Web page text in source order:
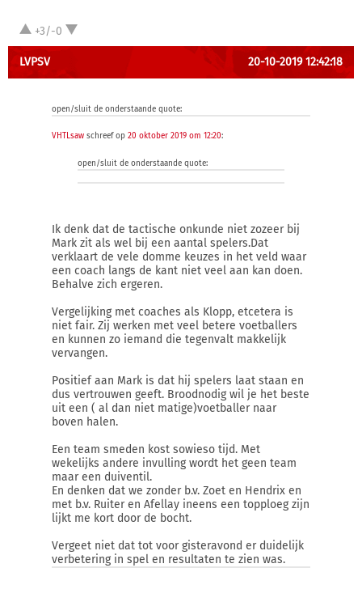
+3/-0
LVPSV 20-10-2019 12:42:18
open/sluit de onderstaande quote:
VHTLsaw schreef op 20 oktober 2019 om 12:20:
open/sluit de onderstaande quote:
Ik denk dat de tactische onkunde niet zozeer bij
Mark zit als wel bij een aantal spelers.Dat
verklaart de vele domme keuzes in het veld waar
een coach langs de kant niet veel aan kan doen.
Behalve zich ergeren.
Vergelijking met coaches als Klopp, etcetera is
niet fair. Zij werken met veel betere voetballers
en kunnen zo iemand die tegenvalt makkelijk
vervangen.
Positief aan Mark is dat hij spelers laat staan en
dus vertrouwen geeft. Broodnodig wil je het beste
uit een ( al dan niet matige)voetballer naar
boven halen.
Een team smeden kost sowieso tijd. Met
wekelijks andere invulling wordt het geen team
maar een duiventil.
En denken dat we zonder b.v. Zoet en Hendrix en
met b.v. Ruiter en Afellay ineens een topploeg zijn
lijkt me kort door de bocht.
Vergeet niet dat tot voor gisteravond er duidelijk
verbetering in spel en resultaten te zien was.